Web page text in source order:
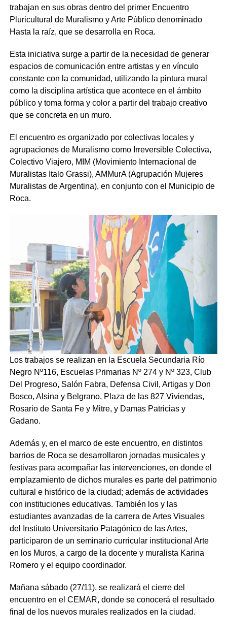
trabajan en sus obras dentro del primer Encuentro
Pluricultural de Muralismo y Arte Público denominado
Hasta la raíz, que se desarrolla en Roca.
Esta iniciativa surge a partir de la necesidad de generar
espacios de comunicación entre artistas y en vínculo
constante con la comunidad, utilizando la pintura mural
como la disciplina artística que acontece en el ámbito
público y toma forma y color a partir del trabajo creativo
que se concreta en un muro.
El encuentro es organizado por colectivas locales y
agrupaciones de Muralismo como Irreversible Colectiva,
Colectivo Viajero, MIM (Movimiento Internacional de
Muralistas Italo Grassi), AMMurA (Agrupación Mujeres
Muralistas de Argentina), en conjunto con el Municipio de
Roca.
Los trabajos se realizan en la Escuela Secundaria Río
Negro Nº116, Escuelas Primarias Nº 274 y Nº 323, Club
Del Progreso, Salón Fabra, Defensa Civil, Artigas y Don
Bosco, Alsina y Belgrano, Plaza de las 827 Viviendas,
Rosario de Santa Fe y Mitre, y Damas Patricias y
Gadano.
Además y, en el marco de este encuentro, en distintos
barrios de Roca se desarrollaron jornadas musicales y
festivas para acompañar las intervenciones, en donde el
emplazamiento de dichos murales es parte del patrimonio
cultural e histórico de la ciudad; además de actividades
con instituciones educativas. También los y las
estudiantes avanzadas de la carrera de Artes Visuales
del Instituto Universitario Patagónico de las Artes,
participaron de un seminario curricular institucional Arte
en los Muros, a cargo de la docente y muralista Karina
Romero y el equipo coordinador.
Mañana sábado (27/11), se realizará el cierre del
encuentro en el CEMAR, donde se conocerá el resultado
final de los nuevos murales realizados en la ciudad.